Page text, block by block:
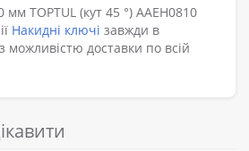
TOPTUL (кут 45 °) AAEH0810
Накидні ключі завжди в
можливістю доставки по всій